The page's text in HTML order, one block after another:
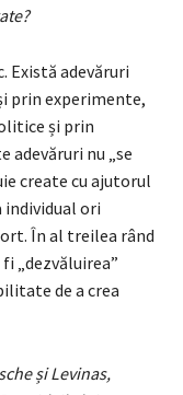
Există adevăruri
prin experimente,
și prin
adevăruri nu „se
create cu ajutorul
individual ori
În al treilea rând
„dezvăluirea”
de a crea
și Levinas,